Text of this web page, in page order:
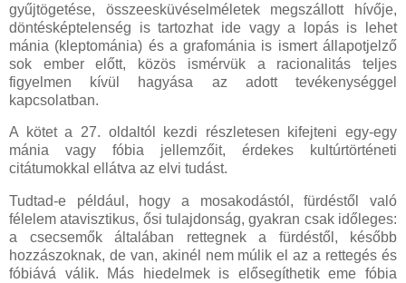
gyűjtögetése, összeesküvéselméletek megszállott hívője,
döntésképtelenség is tartozhat ide vagy a lopás is lehet
mánia (kleptománia) és a grafománia is ismert állapotjelző
sok ember előtt, közös ismérvük a racionalitás teljes
figyelmen kívül hagyása az adott tevékenységgel
kapcsolatban.
A kötet a 27. oldaltól kezdi részletesen kifejteni egy-egy
mánia vagy fóbia jellemzőit, érdekes kultúrtörténeti
citátumokkal ellátva az elvi tudást.
Tudtad-e például, hogy a mosakodástól, fürdéstől való
félelem atavisztikus, ősi tulajdonság, gyakran csak időleges:
a csecsemők általában rettegnek a fürdéstől, később
hozzászoknak, de van, akinél nem múlik el az a rettegés és
fóbiává válik. Más hiedelmek is elősegíthetik eme fóbia